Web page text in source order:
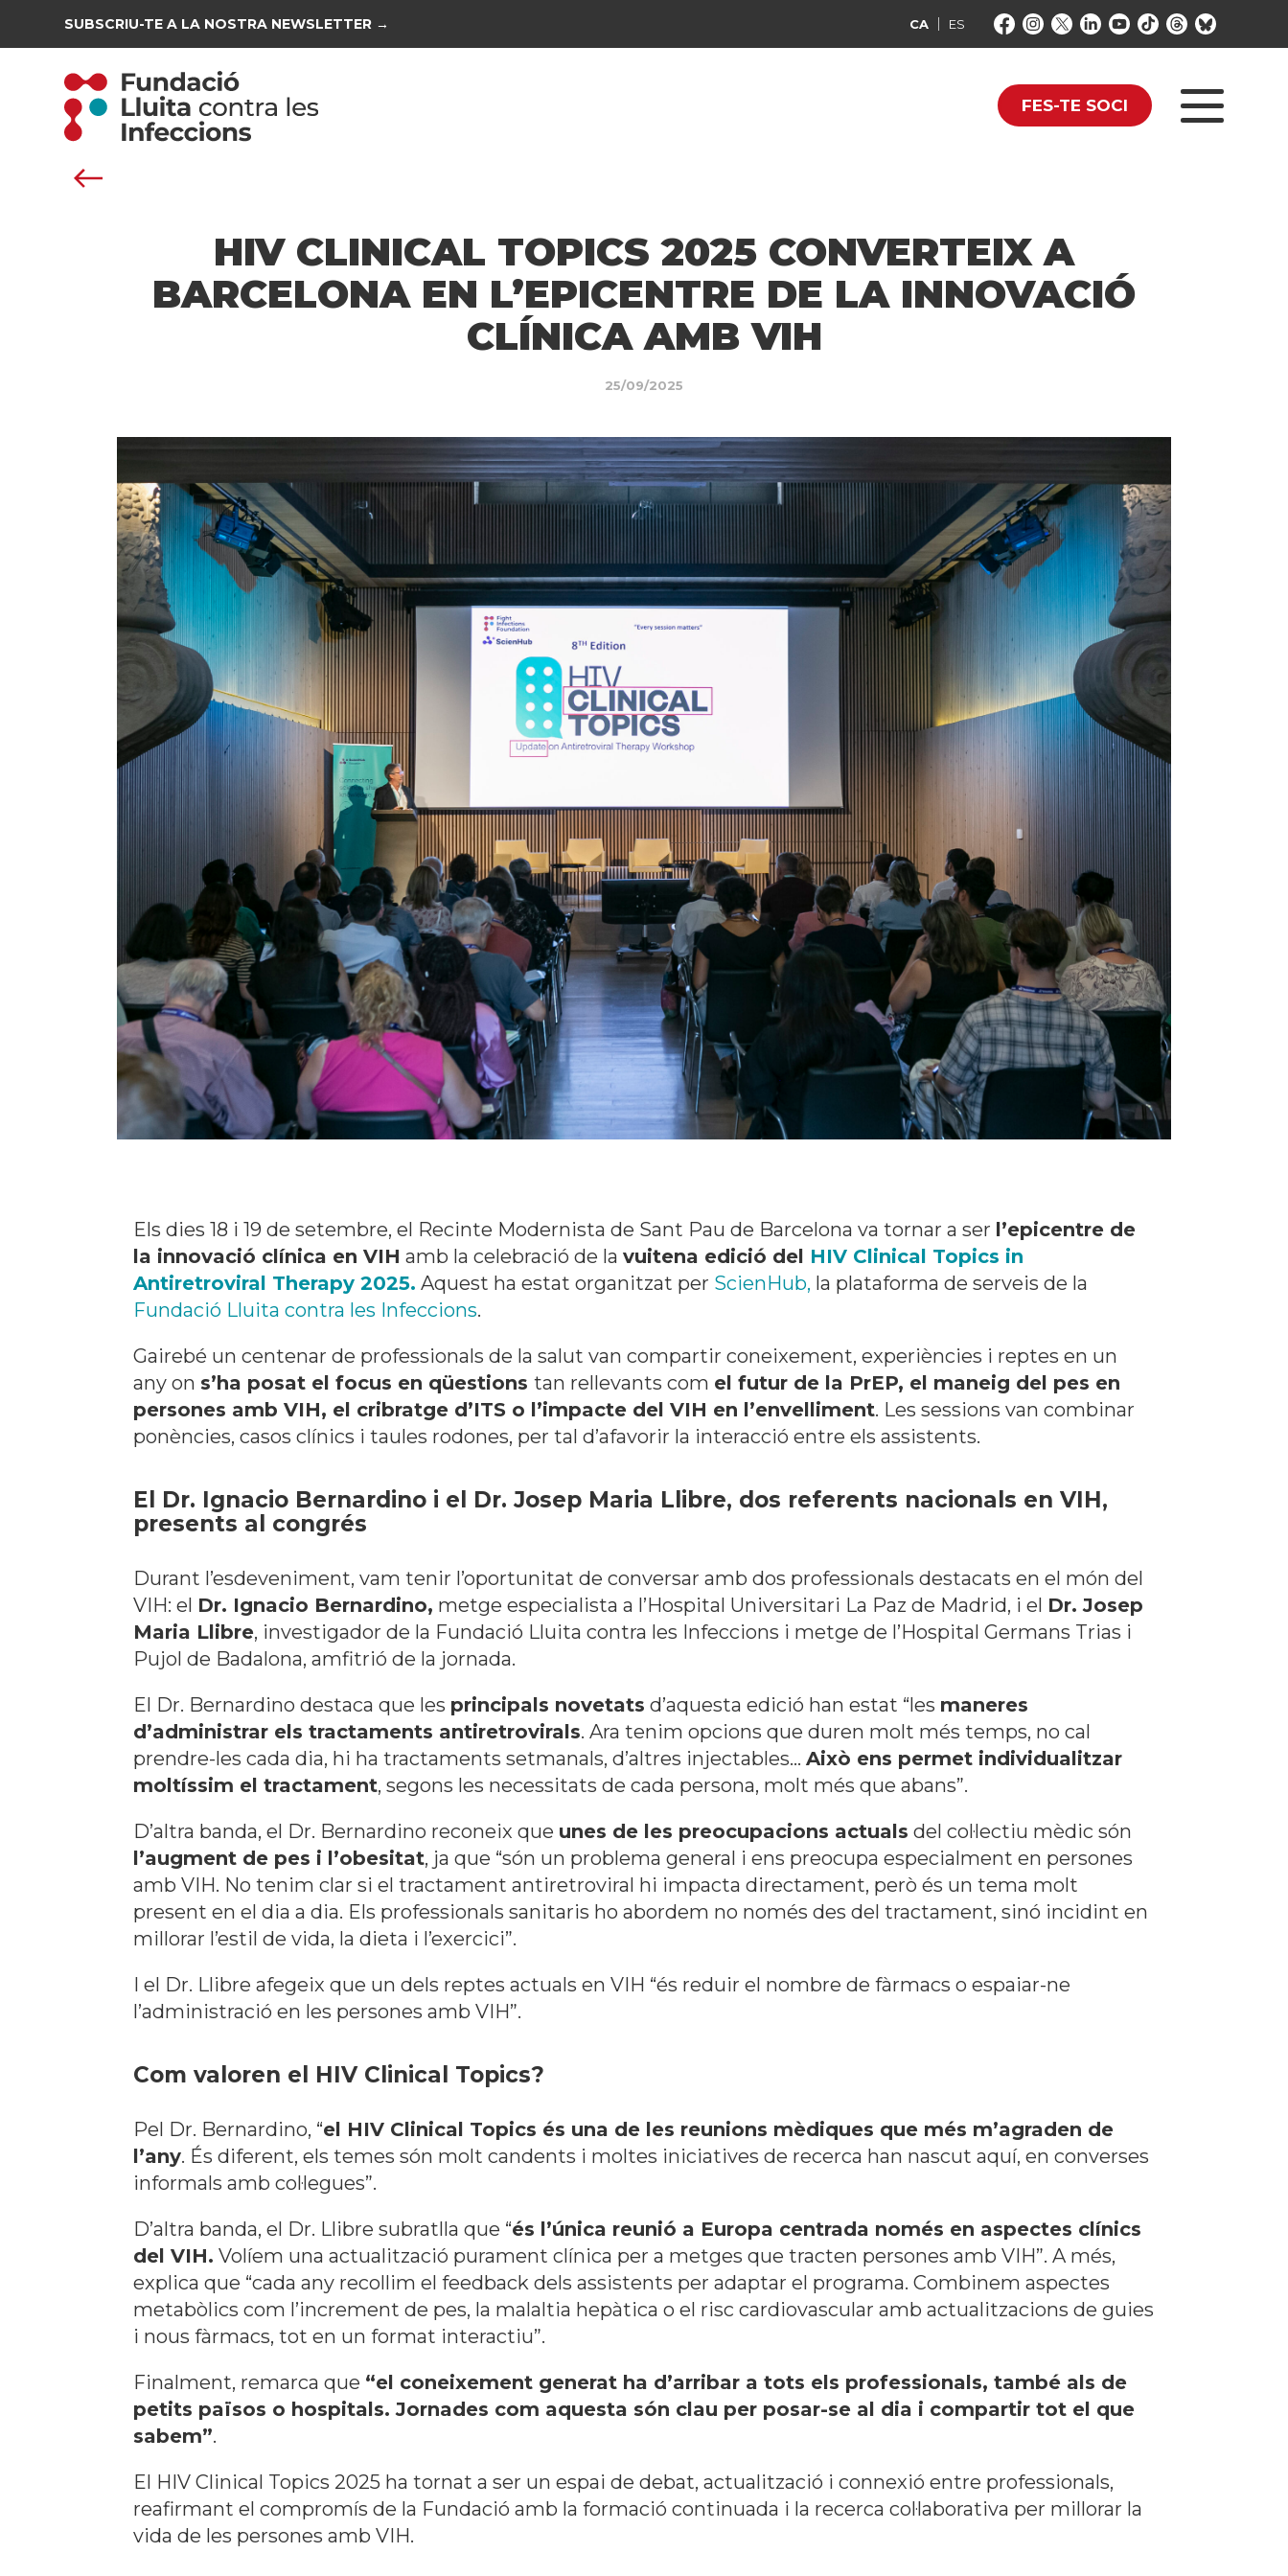
SUBSCRIU-TE A LA NOSTRA NEWSLETTER → CA ES
FES-TE SOCI
HIV CLINICAL TOPICS 2025 CONVERTEIX A
BARCELONA EN L’EPICENTRE DE LA INNOVACIÓ
CLÍNICA AMB VIH
25/09/2025
Els dies 18 i 19 de setembre, el Recinte Modernista de Sant Pau de Barcelona va tornar a ser l’epicentre de
la innovació clínica en VIH amb la celebració de lavuitena edició del HIV Clinical Topics in
Antiretroviral Therapy 2025. Aquest ha estat organitzat per ScienHub, la plataforma de serveis de la
Fundació Lluita contra les Infeccions.
Gairebé un centenar de professionals de la salut van compartir coneixement, experiències i reptes en un
any on s’ha posat el focus en qüestionstan rellevants com el futur de la PrEP, el maneig del pes en
persones amb VIH, el cribratge d’ITS o l’impacte del VIH en l’envelliment. Les sessions van combinar
ponències, casos clínics i taules rodones, per tal d’afavorir la interacció entre els assistents.
El Dr. Ignacio Bernardino i el Dr. Josep Maria Llibre, dos referents nacionals en VIH,
presents al congrés
Durant l’esdeveniment, vam tenir l’oportunitat de conversar amb dos professionals destacats en el món del
VIH: el Dr. Ignacio Bernardino, metge especialista a l’Hospital Universitari La Paz de Madrid, i el Dr. Josep
Maria Llibre, investigador de la Fundació Lluita contra les Infeccions i metge de l’Hospital Germans Trias i
Pujol de Badalona, amfitrió de la jornada.
El Dr. Bernardino destaca que les principals novetats d’aquesta edició han estat “les maneres
d’administrar els tractaments antiretrovirals. Ara tenim opcions que duren molt més temps, no cal
prendre-les cada dia, hi ha tractaments setmanals, d’altres injectables…Això ens permet individualitzar
moltíssim el tractament, segons les necessitats de cada persona, molt més que abans”.
D’altra banda, el Dr. Bernardino reconeix que unes de les preocupacions actuals del col·lectiu mèdic són
l’augment de pes i l’obesitat, ja que “són un problema general i ens preocupa especialment en persones
amb VIH. No tenim clar si el tractament antiretroviral hi impacta directament, però és un tema molt
present en el dia a dia. Els professionals sanitaris ho abordem no només des del tractament, sinó incidint en
millorar l’estil de vida, la dieta i l’exercici”.
I el Dr. Llibre afegeix que un dels reptes actuals en VIH “és reduir el nombre de fàrmacs o espaiar-ne
l’administració en les persones amb VIH”.
Com valoren el HIV Clinical Topics?
Pel Dr. Bernardino, “el HIV Clinical Topics és una de les reunions mèdiques que més m’agraden de
l’any. És diferent, els temes són molt candents i moltes iniciatives de recerca han nascut aquí, en converses
informals amb col·legues”.
D’altra banda, el Dr. Llibre subratlla que “és l’única reunió a Europa centrada només en aspectes clínics
del VIH. Volíem una actualització purament clínica per a metges que tracten persones amb VIH”.A més,
explica que “cada any recollim el feedback dels assistents per adaptar el programa. Combinem aspectes
metabòlics com l’increment de pes, la malaltia hepàtica o el risc cardiovascular amb actualitzacions de guies
i nous fàrmacs, tot en un format interactiu”.
Finalment, remarca que “el coneixement generat ha d’arribar a tots els professionals, també als de
petits països o hospitals. Jornades com aquesta són clau per posar-se al dia i compartir tot el que
sabem”.
El HIV Clinical Topics 2025 ha tornat a ser un espai de debat, actualització i connexió entre professionals,
reafirmant el compromís de la Fundació amb la formació continuada i la recerca col·laborativa per millorar la
vida de les persones amb VIH.